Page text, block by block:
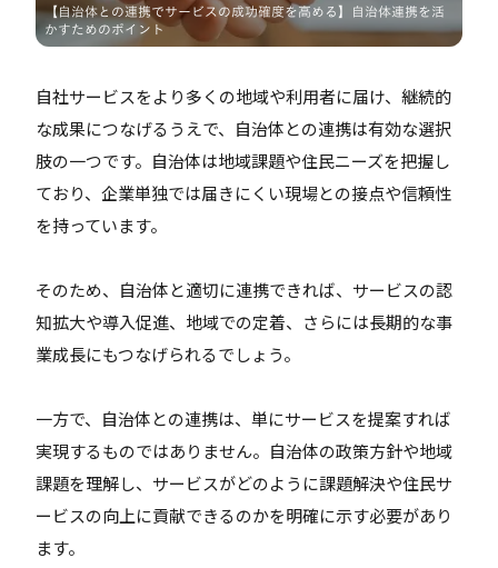
【自治体との連携でサービスの成功確度を高める】自治体連携を活
かすためのポイント
自社サービスをより多くの地域や利用者に届け、継続的
な成果につなげるうえで、自治体との連携は有効な選択
肢の一つです。自治体は地域課題や住民ニーズを把握し
ており、企業単独では届きにくい現場との接点や信頼性
を持っています。
そのため、自治体と適切に連携できれば、サービスの認
知拡大や導入促進、地域での定着、さらには長期的な事
業成長にもつなげられるでしょう。
一方で、自治体との連携は、単にサービスを提案すれば
実現するものではありません。自治体の政策方針や地域
課題を理解し、サービスがどのように課題解決や住民サ
ービスの向上に貢献できるのかを明確に示す必要があり
ます。